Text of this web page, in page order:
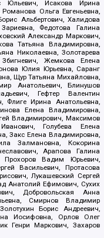
Юльевич, Исакова Ирина
Ольга Евгеньевна,
Альбертович, Халидова
Федотова Галина
Александр Маркович,
Татьяна Владимировна,
Николаевна, Золотарева
Жемкова Елена
Юлия Юрьевна, Саранг
Щур Татьяна Михайловна,
Анатольевич, Блинушов
Гефтер Валентин
Флиге Ирина Анатольевна,
Елена Владимировна,
Владимирович, Максимов
Голубева Елена
Закс Елена Владимировна,
Залмановна, Кокорина
Арапова Галина
Прохоров Вадим Юрьевич,
Васильевич, Протасова
Лукашевский Сергей
Анатолий Ефимович, Сухих
Добровольская Анна
Смирнов Владимир
Борис Андреевич,
Иосифовна, Орлов Олег
Генри Маркович, Захаров